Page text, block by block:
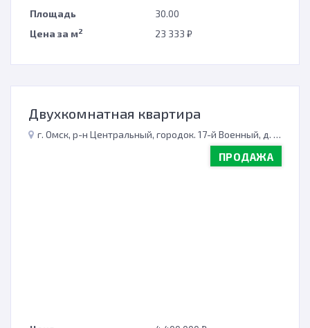
Площадь
30.00
Цена за м2 23 333 ₽
Двухкомнатная квартира
г. Омск, р-н Центральный, городок. 17-й Военный, д. 367
ПРОДАЖА